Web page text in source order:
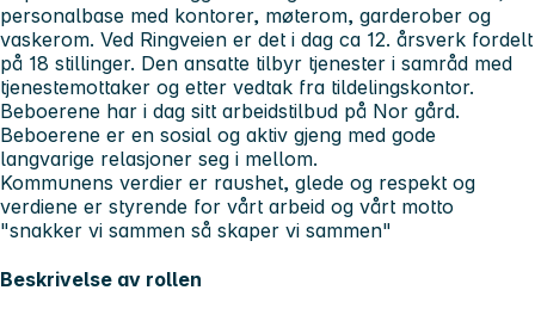
personalbase med kontorer, møterom, garderober og
vaskerom. Ved Ringveien er det i dag ca 12. årsverk fordelt
på 18 stillinger. Den ansatte tilbyr tjenester i samråd med
tjenestemottaker og etter vedtak fra tildelingskontor.
Beboerene har i dag sitt arbeidstilbud på Nor gård.
Beboerene er en sosial og aktiv gjeng med gode
langvarige relasjoner seg i mellom.
Kommunens verdier er raushet, glede og respekt og
verdiene er styrende for vårt arbeid og vårt motto
"snakker vi sammen så skaper vi sammen"
Beskrivelse av rollen